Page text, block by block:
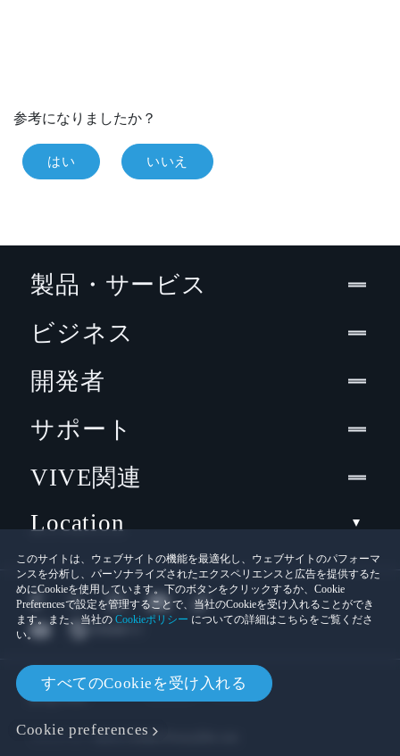
参考になりましたか？
はい いいえ
このサイトは、ウェブサイトの機能を最適化し、ウェブサイトのパフォーマ
ンスを分析し、パーソナライズされたエクスペリエンスと広告を提供するた
めにCookieを使用しています。下のボタンをクリックするか、Cookie
Preferencesで設定を管理することで、当社のCookieを受け入れることができ
ます。また、当社の Cookieポリシー についての詳細はこちらをご覧くださ
い。
すべてのCookieを受け入れる
Cookie preferences
製品・サービス
ビジネス
開発者
サポート
VIVE関連
Location
© 2011-2026 HTC Corporation
法的情報
Cookies
プライバシー連絡先:Global-Privacy@htc.com